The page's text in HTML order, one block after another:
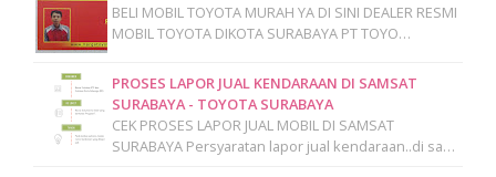
BELI MOBIL TOYOTA MURAH YA DI SINI DEALER RESMI
MOBIL TOYOTA DIKOTA SURABAYA PT TOYO…
PROSES LAPOR JUAL KENDARAAN DI SAMSAT
SURABAYA - TOYOTA SURABAYA
CEK PROSES LAPOR JUAL MOBIL DI SAMSAT
SURABAYA Persyaratan lapor jual kendaraan..di sa…